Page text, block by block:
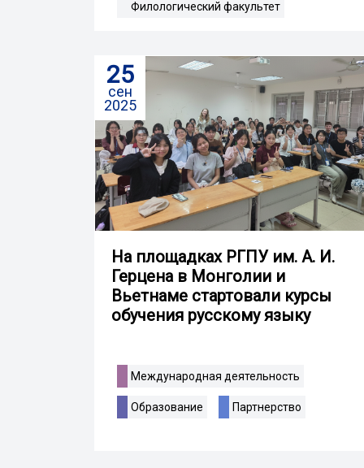
Филологический факультет
25
сен
2025
На площадках РГПУ им. А. И.
Герцена в Монголии и
Вьетнаме стартовали курсы
обучения русскому языку
Международная деятельность
Образование Партнерство